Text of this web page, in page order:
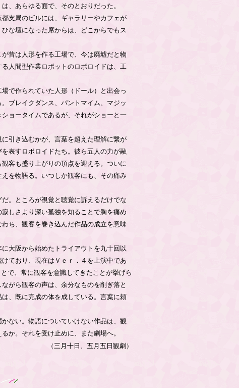
、あらゆる面で、そのとおりだった。
支局のビルには、ギャラリーやカフェが
な壇になった席からは、どこからでもス
昔は人形を作る工場で、今は廃墟だと物
人間型作業ロボットのロボロイドは、工
で作られていた人形（ドール）と出会っ
ブレイクダンス、パントマイム、マジッ
ョータイムであるが、それがショーと一
引き込むかが、言葉を超えた理解に繋が
表すロボロイドたち。彼ら五人の力が融
客も盛り上がりの頂点を迎える。ついに
を物語る。いつしか観客にも、その痛み
。ところが視覚と聴覚に訴えるだけでな
しさより深い孤独を知ることで胸を痛め
ち、観客を巻き込んだ作品の成立を意味
大阪から始めたトライアウトを九十回以
ており、現在はＶｅｒ．４を上演中であ
で、常に観客を意識してきたことが挙げら
がら観客の声は、余分なものを削ぎ落と
、既に完成の体を成している。言葉に頼
ない。物語についていけない作品は、観
か。それを受け止めに、また劇場へ。
（三月十日、五月五日観劇）